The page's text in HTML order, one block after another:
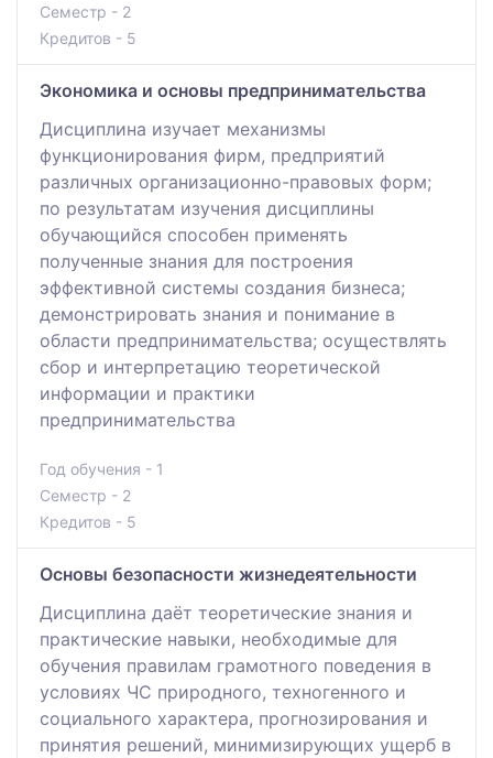
Семестр - 2
Кредитов - 5
Экономика и основы предпринимательства
Дисциплина изучает механизмы
функционирования фирм, предприятий
различных организационно-правовых форм;
по результатам изучения дисциплины
обучающийся способен применять
полученные знания для построения
эффективной системы создания бизнеса;
демонстрировать знания и понимание в
области предпринимательства; осуществлять
сбор и интерпретацию теоретической
информации и практики
предпринимательства
Год обучения - 1
Семестр - 2
Кредитов - 5
Основы безопасности жизнедеятельности
Дисциплина даёт теоретические знания и
практические навыки, необходимые для
обучения правилам грамотного поведения в
условиях ЧС природного, техногенного и
социального характера, прогнозирования и
принятия решений, минимизирующих ущерб в